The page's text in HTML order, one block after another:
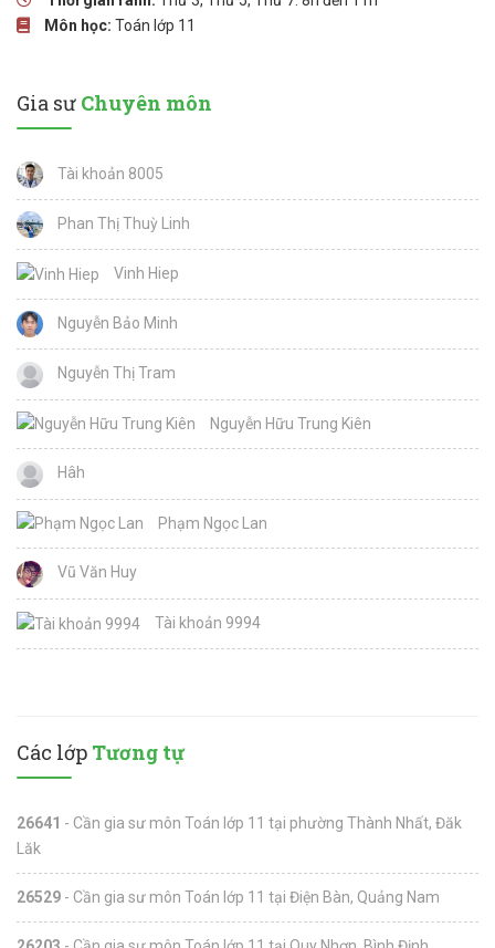
Môn học: Toán lớp 11
Gia sư Chuyên môn
Tài khoản 8005
Phan Thị Thuỳ Linh
Vinh Hiep
Nguyễn Bảo Minh
Nguyễn Thị Tram
Nguyễn Hữu Trung Kiên
Hâh
Phạm Ngọc Lan
Vũ Văn Huy
Tài khoản 9994
Các lớp Tương tự
26641 - Cần gia sư môn Toán lớp 11 tại phường Thành Nhất, Đăk
Lăk
26529 - Cần gia sư môn Toán lớp 11 tại Điện Bàn, Quảng Nam